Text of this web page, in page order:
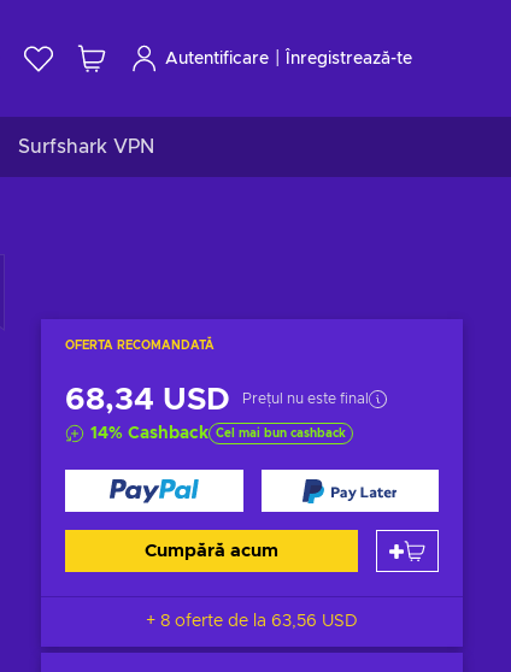
Autentificare Înregistrează-te
Surfshark VPN
OFERTA RECOMANDATĂ
68,34 USD Prețul nu este final
14% Cashback Cel mai bun cashback
Cumpără acum
+ 8 oferte de la 63,56 USD